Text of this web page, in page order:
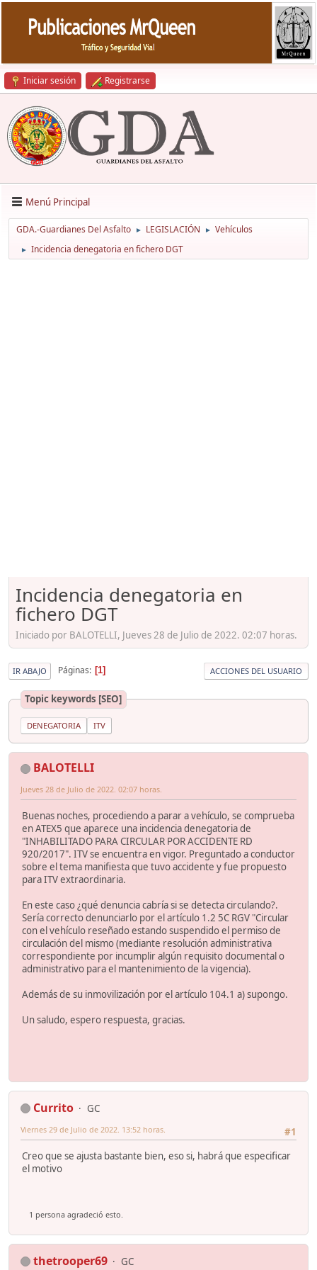
Iniciar sesión Registrarse
Menú Principal
GDA.-Guardianes Del Asfalto ► LEGISLACIÓN ► Vehículos
► Incidencia denegatoria en fichero DGT
Incidencia denegatoria en
fichero DGT
Iniciado por BALOTELLI, Jueves 28 de Julio de 2022. 02:07 horas.
IR ABAJO Páginas 1 ACCIONES DEL USUARIO
Topic keywords [SEO]
DENEGATORIA ITV
BALOTELLI
Jueves 28 de Julio de 2022. 02:07 horas.
Buenas noches, procediendo a parar a vehículo, se comprueba
en ATEX5 que aparece una incidencia denegatoria de
"INHABILITADO PARA CIRCULAR POR ACCIDENTE RD
920/2017". ITV se encuentra en vigor. Preguntado a conductor
sobre el tema manifiesta que tuvo accidente y fue propuesto
para ITV extraordinaria.
En este caso ¿qué denuncia cabría si se detecta circulando?.
Sería correcto denunciarlo por el artículo 1.2 5C RGV "Circular
con el vehículo reseñado estando suspendido el permiso de
circulación del mismo (mediante resolución administrativa
correspondiente por incumplir algún requisito documental o
administrativo para el mantenimiento de la vigencia).
Además de su inmovilización por el artículo 104.1 a) supongo.
Un saludo, espero respuesta, gracias.
Currito
GC
#1
Viernes 29 de Julio de 2022. 13:52 horas.
Creo que se ajusta bastante bien, eso si, habrá que especificar
el motivo
1 persona agradeció esto.
thetrooper69 GC